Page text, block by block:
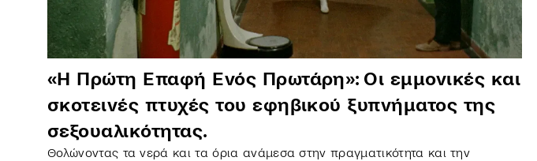
«Η Πρώτη Επαφή Ενός Πρωτάρη»: Οι εμμονικές και
σκοτεινές πτυχές του εφηβικού ξυπνήματος της
σεξουαλικότητας.
Θολώνοντας τα νερά και τα όρια ανάμεσα στην πραγματικότητα και την